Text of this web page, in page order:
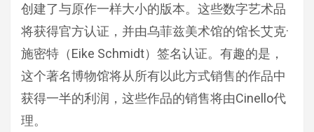
创建了与原作一样大小的版本。这些数字艺术品
将获得官方认证，并由乌菲兹美术馆的馆长艾克·
施密特（Eike Schmidt）签名认证。有趣的是，
这个著名博物馆将从所有以此方式销售的作品中
获得一半的利润，这些作品的销售将由Cinello代
理。